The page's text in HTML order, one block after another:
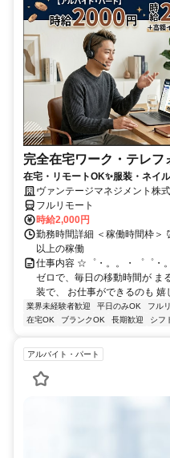
完全在宅ワーク・テレフ
在宅・リモートOK✨服装・ネイ
ヴァンテージマネジメント株
フルリモート
時給2,000円
勤務時間詳細 ＜稼働時間枠＞
以上の稼働
仕事内容 ☆゜・。。・゜゜・
ゼロで、毎日の移動時間が ま
装で、 お仕事ができるのも
業界未経験者歓迎 平日のみOK フル
在宅OK
ブランクOK 長期歓迎 シフ
アルバイト・パート